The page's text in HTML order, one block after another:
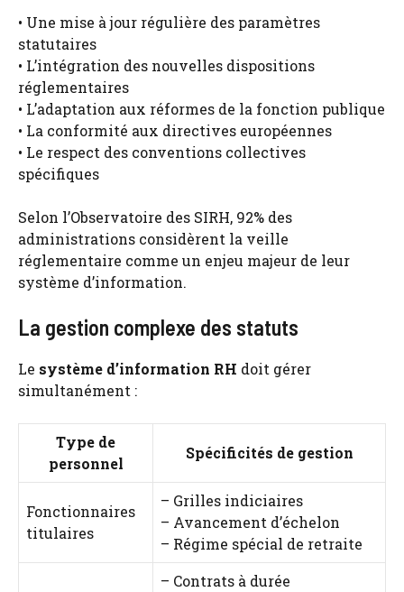
• Une mise à jour régulière des paramètres
statutaires
• L’intégration des nouvelles dispositions
réglementaires
• L’adaptation aux réformes de la fonction publique
• La conformité aux directives européennes
• Le respect des conventions collectives
spécifiques
Selon l’Observatoire des SIRH, 92% des
administrations considèrent la veille
réglementaire comme un enjeu majeur de leur
système d’information.
La gestion complexe des statuts
Le système d’information RH doit gérer
simultanément :
Type de
personnel
Spécificités de gestion
Fonctionnaires
titulaires
– Grilles indiciaires
– Avancement d’échelon
– Régime spécial de retraite
– Contrats à durée